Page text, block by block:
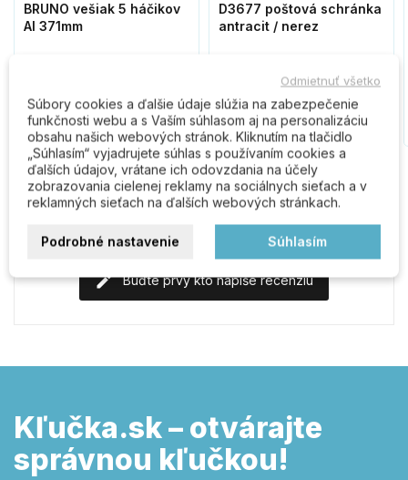
BRUNO vešiak 5 háčikov
Al 371mm
Do košíka
D3677 poštová schránka
antracit / nerez
Do košíka
Komentáre (0)
Buďte prvý kto napíše recenziu
Kľučka.sk – otvárajte
správnou kľučkou!
Odmietnuť všetko
Súbory cookies a ďalšie údaje slúžia na zabezpečenie
funkčnosti webu a s Vaším súhlasom aj na personalizáciu
obsahu našich webových stránok. Kliknutím na tlačidlo
„Súhlasím“ vyjadrujete súhlas s používaním cookies a
ďalších údajov, vrátane ich odovzdania na účely
zobrazovania cielenej reklamy na sociálnych sieťach a v
reklamných sieťach na ďalších webových stránkach.
Podrobné nastavenie Súhlasím